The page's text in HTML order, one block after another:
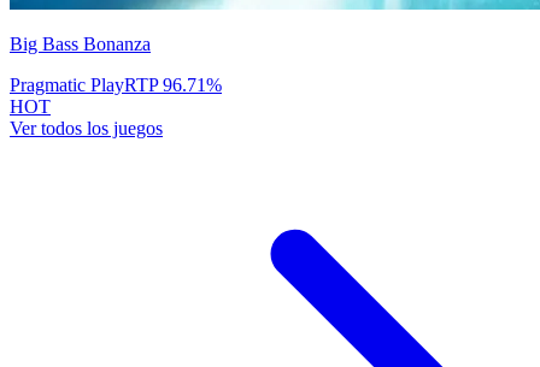
Big Bass Bonanza
Pragmatic PlayRTP96.71%
HOT
Ver todos los juegos